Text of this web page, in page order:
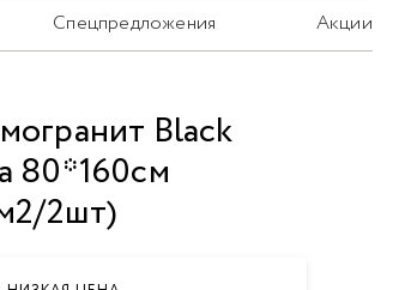
Спецпредложения Акции
Black
80*160см
2шт)